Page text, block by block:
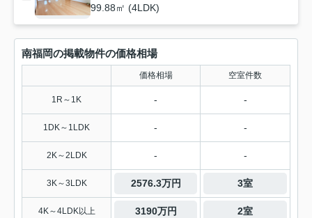
99.88㎡ (4LDK)
南福岡の掲載物件の価格相場
価格相場 空室件数
1R～1K - -
1DK～1LDK - -
2K～2LDK - -
3K～3LDK 2576.3万円 3室
4K～4LDK以上 3190万円 2室